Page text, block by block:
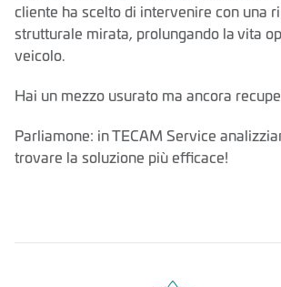
cliente ha scelto di intervenire con una
strutturale mirata, prolungando la vita
veicolo.
Hai un mezzo usurato ma ancora
Parliamone: in TECAM Service
trovare la soluzione più efficace!